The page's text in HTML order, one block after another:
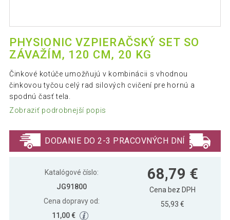
PHYSIONIC VZPIERAČSKÝ SET SO
ZÁVAŽÍM, 120 CM, 20 KG
Činkové kotúče umožňujú v kombinácii s vhodnou
činkovou tyčou celý rad silových cvičení pre hornú a
spodnú časť tela.
Zobraziť podrobnejší popis
DODANIE DO 2-3 PRACOVNÝCH DNÍ
Katalógové číslo:
JG91800
Cena dopravy od:
11,00 €
68,79 €
Cena bez DPH
55,93 €